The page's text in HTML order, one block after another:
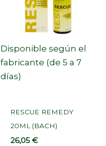
Disponible según el
fabricante (de 5 a 7
días)
RESCUE REMEDY
20ML (BACH)
26,05€